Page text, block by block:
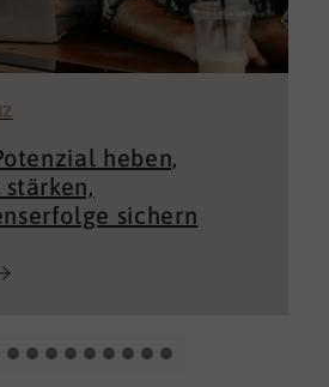
heben,
sichern